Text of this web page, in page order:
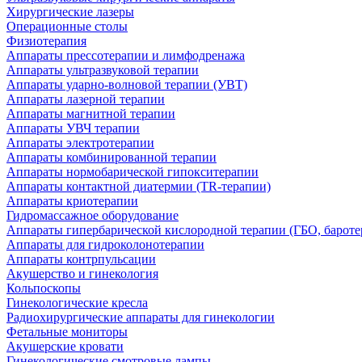
Хирургические лазеры
Операционные столы
Физиотерапия
Аппараты прессотерапии и лимфодренажа
Аппараты ультразвуковой терапии
Аппараты ударно-волновой терапии (УВТ)
Аппараты лазерной терапии
Аппараты магнитной терапии
Аппараты УВЧ терапии
Аппараты электротерапии
Аппараты комбинированной терапии
Аппараты нормобарической гипокситерапии
Аппараты контактной диатермии (TR-терапии)
Аппараты криотерапии
Гидромассажное оборудование
Аппараты гипербарической кислородной терапии (ГБО,
Аппараты для гидроколонотерапии
Аппараты контрпульсации
Акушерство и гинекология
Кольпоскопы
Гинекологические кресла
Радиохирургические аппараты для гинекологии
Фетальные мониторы
Акушерские кровати